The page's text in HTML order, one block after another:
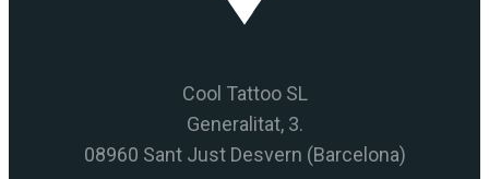
Cool Tattoo SL
Generalitat, 3.
08960 Sant Just Desvern (Barcelona)